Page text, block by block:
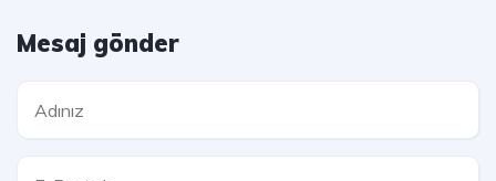
Mesaj gönder